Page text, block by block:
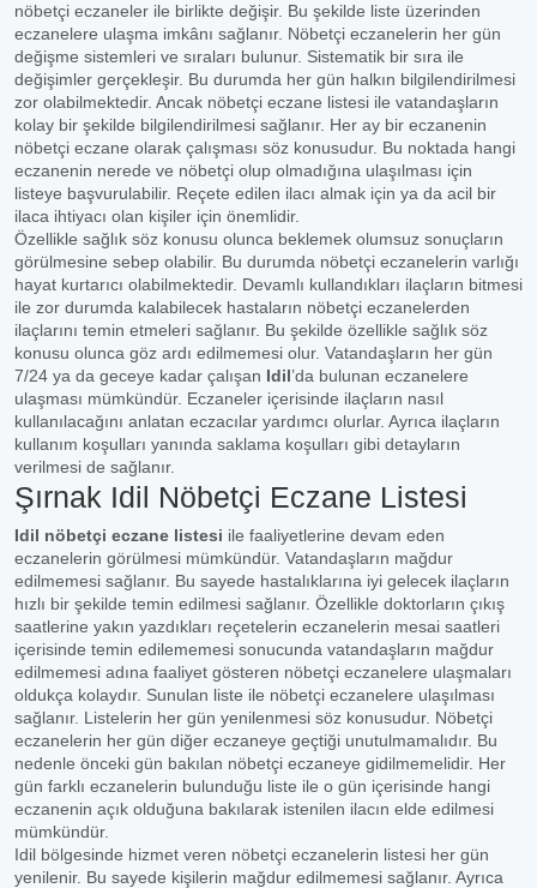
nöbetçi eczaneler ile birlikte değişir. Bu şekilde liste üzerinden
eczanelere ulaşma imkânı sağlanır. Nöbetçi eczanelerin her gün
değişme sistemleri ve sıraları bulunur. Sistematik bir sıra ile
değişimler gerçekleşir. Bu durumda her gün halkın bilgilendirilmesi
zor olabilmektedir. Ancak nöbetçi eczane listesi ile vatandaşların
kolay bir şekilde bilgilendirilmesi sağlanır. Her ay bir eczanenin
nöbetçi eczane olarak çalışması söz konusudur. Bu noktada hangi
eczanenin nerede ve nöbetçi olup olmadığına ulaşılması için
listeye başvurulabilir. Reçete edilen ilacı almak için ya da acil bir
ilaca ihtiyacı olan kişiler için önemlidir.
Özellikle sağlık söz konusu olunca beklemek olumsuz sonuçların
görülmesine sebep olabilir. Bu durumda nöbetçi eczanelerin varlığı
hayat kurtarıcı olabilmektedir. Devamlı kullandıkları ilaçların bitmesi
ile zor durumda kalabilecek hastaların nöbetçi eczanelerden
ilaçlarını temin etmeleri sağlanır. Bu şekilde özellikle sağlık söz
konusu olunca göz ardı edilmemesi olur. Vatandaşların her gün
7/24 ya da geceye kadar çalışan Idil’da bulunan eczanelere
ulaşması mümkündür. Eczaneler içerisinde ilaçların nasıl
kullanılacağını anlatan eczacılar yardımcı olurlar. Ayrıca ilaçların
kullanım koşulları yanında saklama koşulları gibi detayların
verilmesi de sağlanır.
Şırnak Idil Nöbetçi Eczane Listesi
Idil nöbetçi eczane listesi ile faaliyetlerine devam eden
eczanelerin görülmesi mümkündür. Vatandaşların mağdur
edilmemesi sağlanır. Bu sayede hastalıklarına iyi gelecek ilaçların
hızlı bir şekilde temin edilmesi sağlanır. Özellikle doktorların çıkış
saatlerine yakın yazdıkları reçetelerin eczanelerin mesai saatleri
içerisinde temin edilememesi sonucunda vatandaşların mağdur
edilmemesi adına faaliyet gösteren nöbetçi eczanelere ulaşmaları
oldukça kolaydır. Sunulan liste ile nöbetçi eczanelere ulaşılması
sağlanır. Listelerin her gün yenilenmesi söz konusudur. Nöbetçi
eczanelerin her gün diğer eczaneye geçtiği unutulmamalıdır. Bu
nedenle önceki gün bakılan nöbetçi eczaneye gidilmemelidir. Her
gün farklı eczanelerin bulunduğu liste ile o gün içerisinde hangi
eczanenin açık olduğuna bakılarak istenilen ilacın elde edilmesi
mümkündür.
Idil bölgesinde hizmet veren nöbetçi eczanelerin listesi her gün
yenilenir. Bu sayede kişilerin mağdur edilmemesi sağlanır. Ayrıca